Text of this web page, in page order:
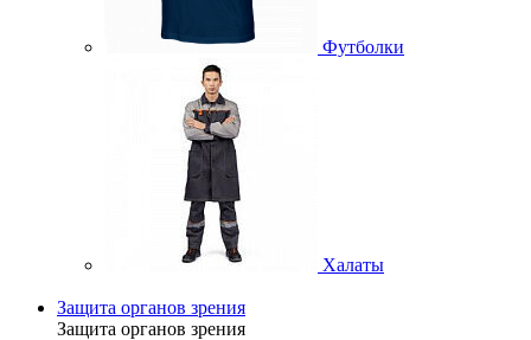
Футболки
Халаты
Защита органов зрения
Защита органов зрения